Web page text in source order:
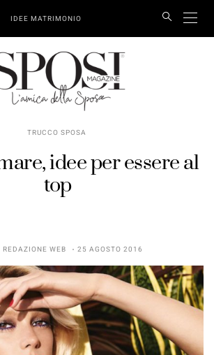
IDEE MATRIMONIO
TRUCCO SPOSA
idee per essere al
top
REDAZIONE WEB 25 AGOSTO 2016